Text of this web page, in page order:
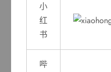
小
红
书
哔